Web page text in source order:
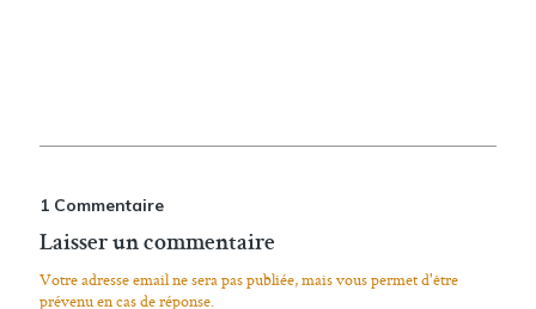
1 Commentaire
Laisser un commentaire
Votre adresse email ne sera pas publiée, mais vous permet d'être
prévenu en cas de réponse.